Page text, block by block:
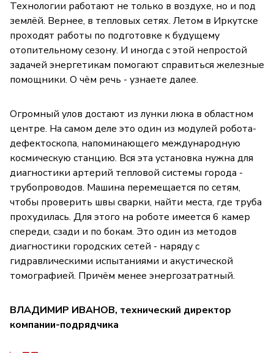
Технологии работают не только в воздухе, но и под
землёй. Вернее, в тепловых сетях. Летом в Иркутске
проходят работы по подготовке к будущему
отопительному сезону. И иногда с этой непростой
задачей энергетикам помогают справиться железные
помощники. О чём речь - узнаете далее.
Огромный улов достают из лунки люка в областном
центре. На самом деле это один из модулей робота-
дефектоскопа, напоминающего международную
космическую станцию. Вся эта установка нужна для
диагностики артерий тепловой системы города -
трубопроводов. Машина перемещается по сетям,
чтобы проверить швы сварки, найти места, где труба
прохудилась. Для этого на роботе имеется 6 камер
спереди, сзади и по бокам. Это один из методов
диагностики городских сетей - наряду с
гидравлическими испытаниями и акустической
томографией. Причём менее энергозатратный.
ВЛАДИМИР ИВАНОВ, технический директор
компании-подрядчика